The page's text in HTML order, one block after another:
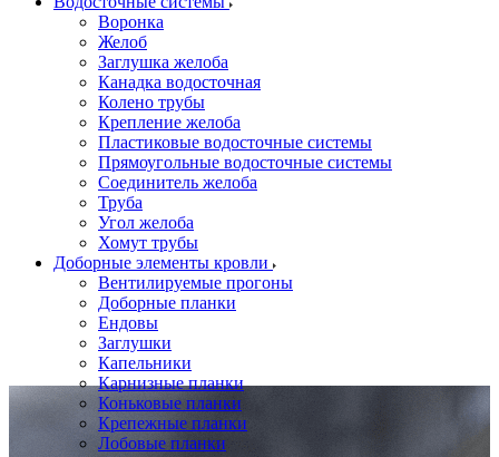
Воронка
Желоб
Заглушка желоба
Канадка водосточная
Колено трубы
Крепление желоба
Пластиковые водосточные системы
Прямоугольные водосточные системы
Соединитель желоба
Труба
Угол желоба
Хомут трубы
Доборные элементы кровли
Вентилируемые прогоны
Доборные планки
Ендовы
Заглушки
Капельники
Карнизные планки
Коньковые планки
Крепежные планки
Лобовые планки